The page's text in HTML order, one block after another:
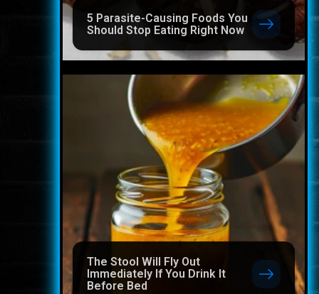
5 Parasite-Causing Foods You
Should Stop Eating Right Now
The Stool Will Fly Out
Immediately If You Drink It
Before Bed